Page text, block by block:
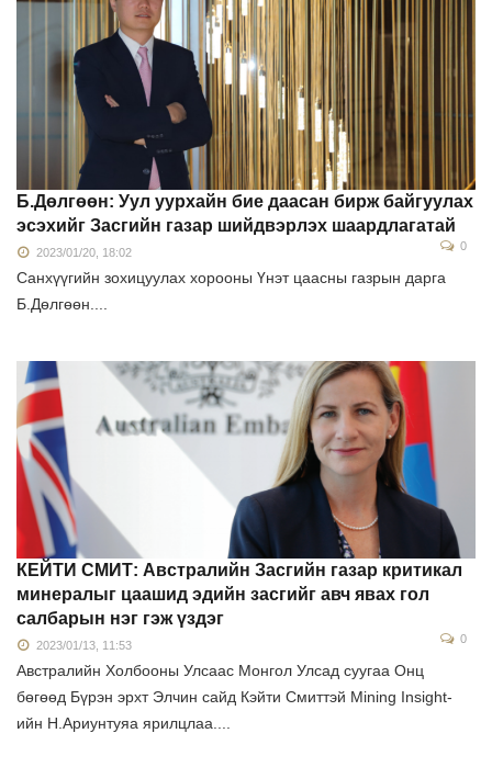
Б.Дөлгөөн: Уул уурхайн бие даасан бирж байгуулах
эсэхийг Засгийн газар шийдвэрлэх шаардлагатай
2023/01/20, 18:02 0
Санхүүгийн зохицуулах хорооны Үнэт цаасны газрын дарга
Б.Дөлгөөн....
КЕЙТИ СМИТ: Австралийн Засгийн газар критикал
минералыг цаашид эдийн засгийг авч явах гол
салбарын нэг гэж үздэг
2023/01/13, 11:53 0
Австралийн Холбооны Улсаас Монгол Улсад суугаа Онц
бөгөөд Бүрэн эрхт Элчин сайд Кэйти Смиттэй Mining Insight-
ийн Н.Ариунтуяа ярилцлаа....